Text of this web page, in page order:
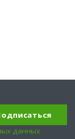
данных